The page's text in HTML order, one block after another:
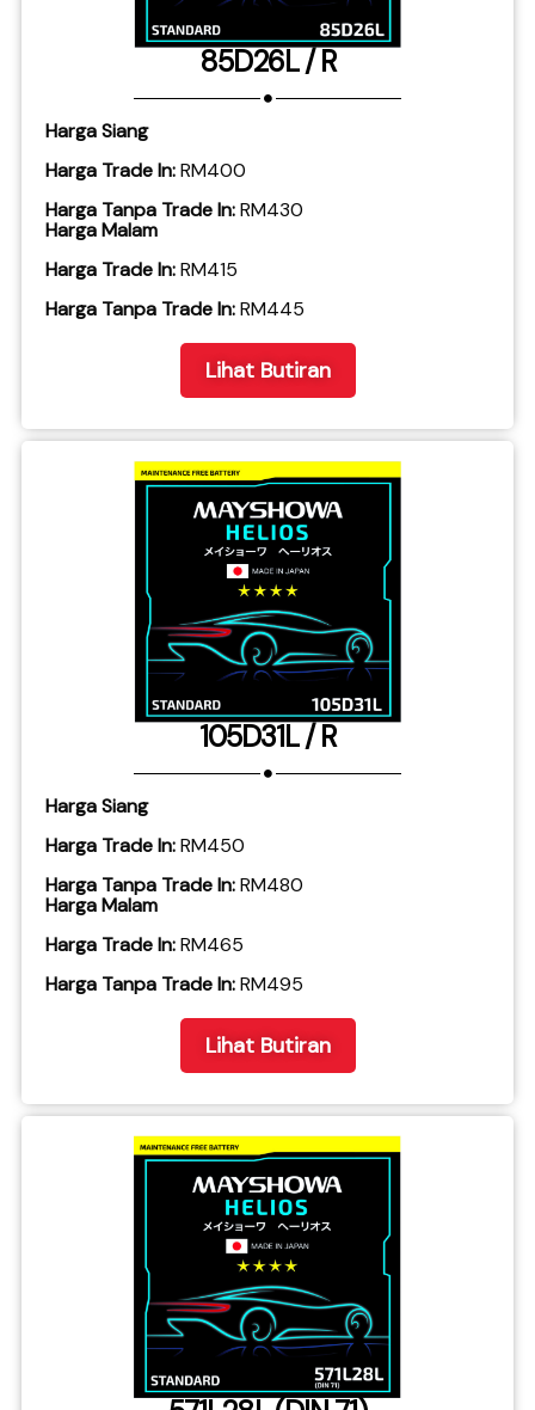
85D26L / R
Harga Siang
Harga Trade In:RM400
Harga Tanpa Trade In:RM430
Harga Malam
Harga Trade In:RM415
​Harga Tanpa Trade In:RM445
Lihat Butiran
105D31L / R
Harga Siang
Harga Trade In:RM450
Harga Tanpa Trade In:RM480
Harga Malam
Harga Trade In:RM465
​Harga Tanpa Trade In:RM495
Lihat Butiran